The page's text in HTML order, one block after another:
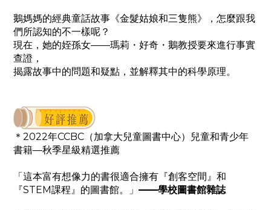
鵝媽媽的經典童話故事《金髮姑娘和三隻熊》， 怎麼跟我
們所認知的不一樣呢？
現在，她的姪孫女——瑪莉・好奇・鵝教授要來進行事實
查證，
揭露故事中的問題和疑點，並解釋其中的科學原理。
＊2022年CCBC（加拿大兒童圖書中心）兒童和青少年
書籍—秋季星級精選推薦
「這本富有想像力的書很適合擁有『創客空間』和
『STEM課程』的圖書館。」 ——學校圖書館雜誌